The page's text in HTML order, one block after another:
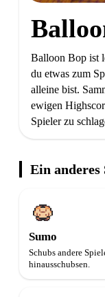
Balloon Bop ist
du etwas zum
alleine bist.
ewigen
Spieler zu
Ein anderes
Sumo
Schubs andere
hinausschubsen.